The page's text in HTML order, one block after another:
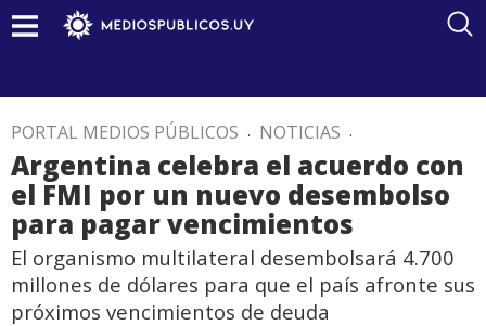
PORTAL MEDIOS PÚBLICOS . NOTICIAS .
Argentina celebra el acuerdo con
el FMI por un nuevo desembolso
para pagar vencimientos
El organismo multilateral desembolsará 4.700
millones de dólares para que el país afronte sus
próximos vencimientos de deuda